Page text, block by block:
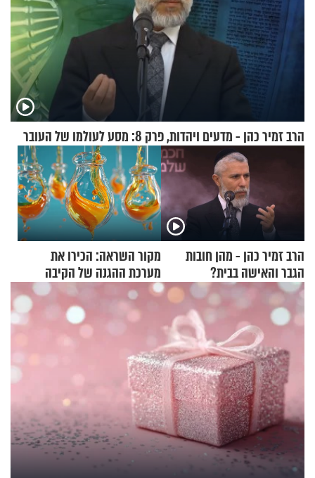
הרב זמיר כהן - מדעים ויהדות, פרק 8: מסע לעולמו של העובר
הרב זמיר כהן - מהן חובות
הגבר והאישה בבית?
מקור השראה: הכירו את
מערכת ההגנה של הקיבה